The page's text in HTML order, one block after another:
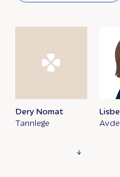
Dery Nomat
Tannlege